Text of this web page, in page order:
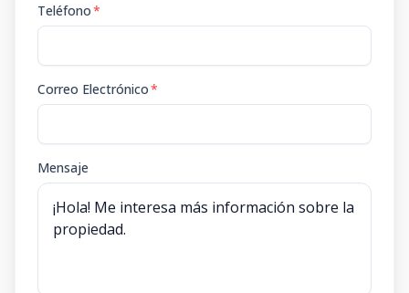
Teléfono*
Correo Electrónico*
Mensaje